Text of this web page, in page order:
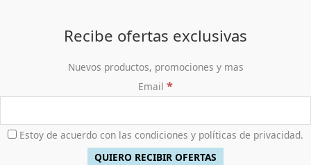
Recibe ofertas exclusivas
Nuevos productos, promociones y mas
Email *
Estoy de acuerdo con las condiciones y políticas de privacidad.